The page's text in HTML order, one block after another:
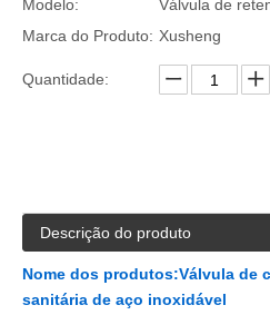
Modelo:
Válvula de
Marca do Produto: Xusheng
Quantidade:
Descrição do produto
Nome dos produtos:Válvula de
sanitária de aço inoxidável